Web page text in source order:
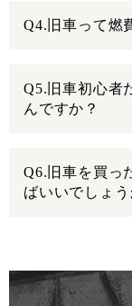
Q4.旧車って燃
Q5.旧車初心者
んですか？
Q6.旧車を買っ
ばいいでしょう